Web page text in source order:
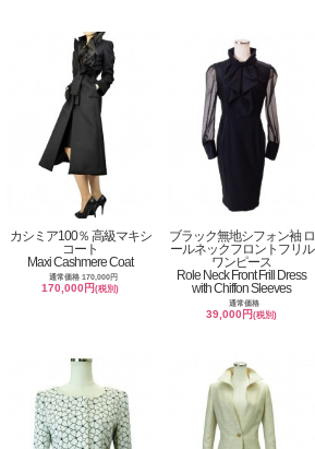
カシミア100％ 高級マキシ
コート
Maxi Cashmere Coat
通常価格 170,000円
170,000円(税別)
ブラック無地シフォン袖 ロ
ールネックフロントフリル
ワンピース
Role Neck Front Frill Dress
with Chiffon Sleeves
通常価格
39,000円(税別)